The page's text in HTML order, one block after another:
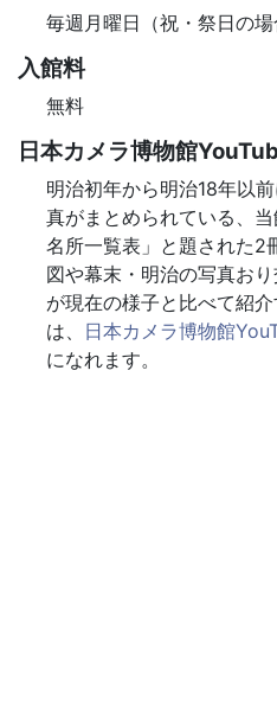
毎週月曜日（祝・祭日の場
入館料
無料
日本カメラ博物館
明治初年から明治18年以
真がまとめられている、
名所一覧表」と題された2
図や幕末・明治の写真お
が現在の様子と比べて紹
は、 日本カメラ博物館
になれます。